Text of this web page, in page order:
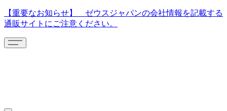
【重要なお知らせ】 ゼウスジャパンの会社情報を記載する
通販サイトにご注意ください。